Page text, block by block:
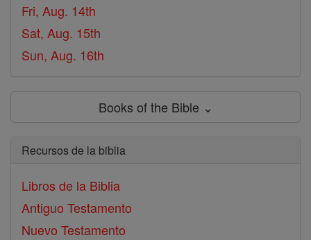
Fri, Aug. 14th
Sat, Aug. 15th
Sun, Aug. 16th
Books of the Bible ⌄
Recursos de la biblia
Libros de la Biblia
Antiguo Testamento
Nuevo Testamento